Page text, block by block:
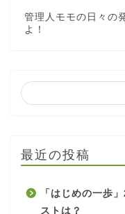
管理人モモの日々の
よ！
最近の投稿
「はじめの一歩
ストは？